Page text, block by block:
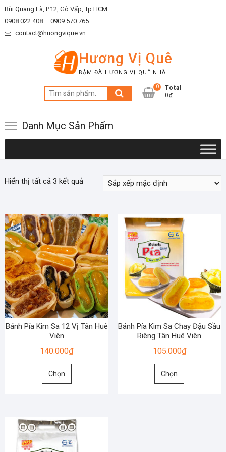
Skip
to
content
Bùi Quang Là, P.12, Gò Vấp, Tp.HCM
0908.022.408 – 0909.570.765 –
contact@huongvique.vn
Hương Vị Quê
ĐẬM ĐÀ HƯƠNG VỊ QUÊ NHÀ
Tìm
kiếm:
0
Total
0₫
Danh Mục Sản Phẩm
Hiển thị tất cả 3 kết quả
Bánh Pía Kim Sa 12 Vị Tân Huê
Viên
140.000₫
Chọn
Sản
biến
thể.
Bánh Pía Kim Sa Chay Đậu Sầu
Riêng Tân Huê Viên
105.000₫
Chọn
Sản